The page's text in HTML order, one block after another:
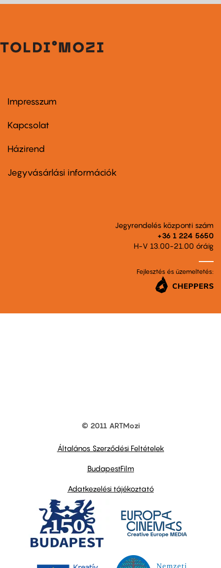
Footer
first
Impresszum
Kapcsolat
Footer
second
Házirend
Jegyvásárlási információk
Jegyrendelés központi szám
+36 1 224 5650
H-V 13.00-21.00 óráig
Fejlesztés és üzemeltetés:
© 2011 ARTMozi
Általános Szerződési Feltételek
BudapestFilm
Adatkezelési tájékoztató